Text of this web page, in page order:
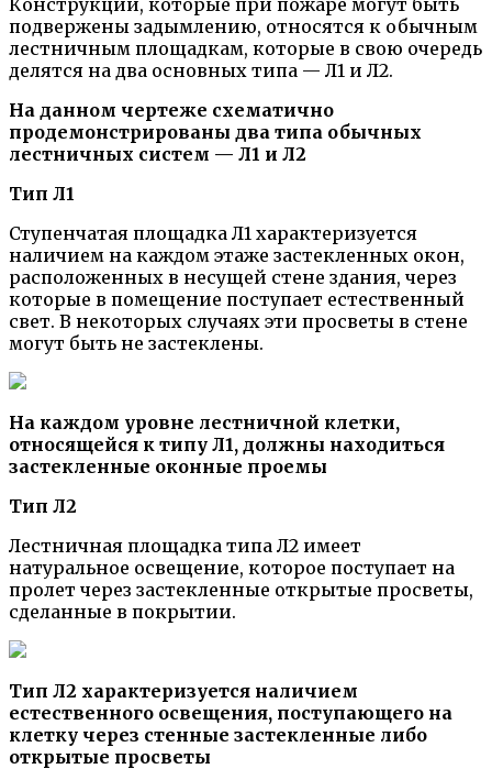
подвержены задымлению, относятся к обычным
лестничным площадкам, которые в свою очередь
делятся на два основных типа — Л1 и Л2.
На данном чертеже схематично
продемонстрированы два типа обычных
лестничных систем — Л1 и Л2
Тип Л1
Ступенчатая площадка Л1 характеризуется
наличием на каждом этаже застекленных окон,
расположенных в несущей стене здания, через
которые в помещение поступает естественный
свет. В некоторых случаях эти просветы в стене
могут быть не застеклены.
На каждом уровне лестничной клетки,
относящейся к типу Л1, должны находиться
застекленные оконные проемы
Тип Л2
Лестничная площадка типа Л2 имеет
натуральное освещение, которое поступает на
пролет через застекленные открытые просветы,
сделанные в покрытии.
Тип Л2 характеризуется наличием
естественного освещения, поступающего на
клетку через стенные застекленные либо
открытые просветы